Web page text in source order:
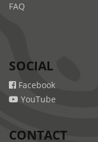
FAQ
SOCIAL
Facebook
YouTube
CONTACT